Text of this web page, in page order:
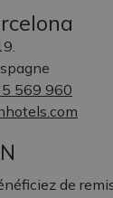
569 960
de